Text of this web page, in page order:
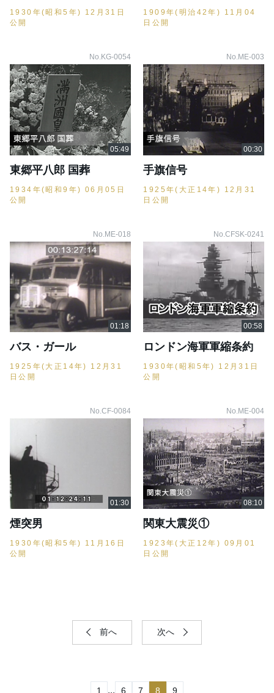
1930年(昭和5年) 12月31日
公開
1909年(明治42年) 11月04
日公開
No.KG-0054
東郷平八郎 国葬
1934年(昭和9年) 06月05日
公開
No.ME-003
手旗信号
1925年(大正14年) 12月31
日公開
No.ME-018
バス・ガール
1925年(大正14年) 12月31
日公開
No.CFSK-0241
ロンドン海軍軍縮条約
1930年(昭和5年) 12月31日
公開
No.CF-0084
煙突男
1930年(昭和5年) 11月16日
公開
No.ME-004
関東大震災①
1923年(大正12年) 09月01
日公開
前へ 次へ
1 ... 6 7 8 9